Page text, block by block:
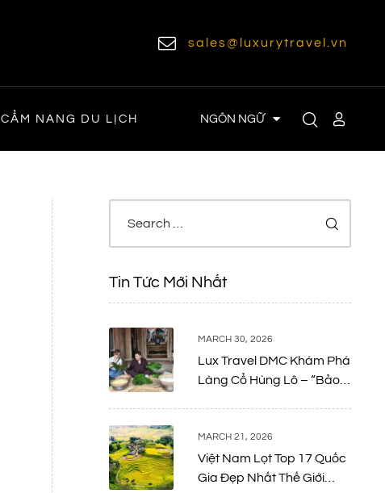
sales@luxurytravel.vn
CẨM NANG DU LỊCH NGÔN NGỮ
Tin Tức Mới Nhất
MARCH 30, 2026
Lux Travel DMC Khám Phá
Làng Cổ Hùng Lô – “Bảo
MARCH 21, 2026
Việt Nam Lọt Top 17 Quốc
Gia Đẹp Nhất Thế Giới